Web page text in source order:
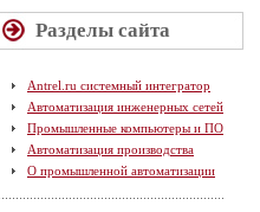
Разделы сайта
Antrel.ru системный интегратор
Автоматизация инженерных сетей
Промышленные компьютеры и ПО
Автоматизация производства
О промышленной автоматизации